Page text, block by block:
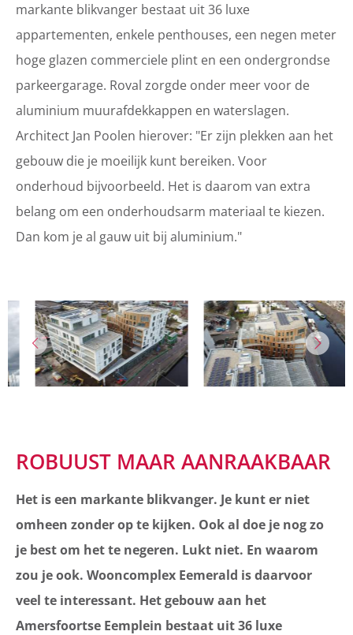
markante blikvanger bestaat uit 36 luxe
appartementen, enkele penthouses, een negen meter
hoge glazen commerciele plint en een ondergrondse
parkeergarage. Roval zorgde onder meer voor de
aluminium muurafdekkappen en waterslagen.
Architect Jan Poolen hierover: "Er zijn plekken aan het
gebouw die je moeilijk kunt bereiken. Voor
onderhoud bijvoorbeeld. Het is daarom van extra
belang om een onderhoudsarm materiaal te kiezen.
Dan kom je al gauw uit bij aluminium."
ROBUUST MAAR AANRAAKBAAR
Het is een markante blikvanger. Je kunt er niet
omheen zonder op te kijken. Ook al doe je nog zo
je best om het te negeren. Lukt niet. En waarom
zou je ook. Wooncomplex Eemerald is daarvoor
veel te interessant. Het gebouw aan het
Amersfoortse Eemplein bestaat uit 36 luxe